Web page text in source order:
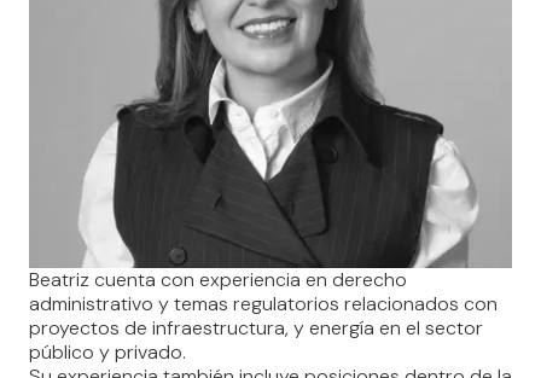
Beatriz cuenta con experiencia en derecho
administrativo y temas regulatorios relacionados con
proyectos de infraestructura, y energía en el sector
público y privado.